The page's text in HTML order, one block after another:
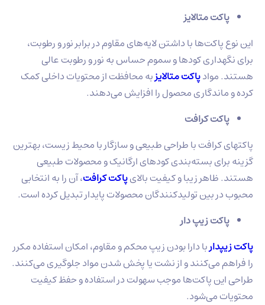
متالایز
با داشتن لایه‌های مقاوم در برابر نور و رطوبت،
کودها و سموم حساس به نور و رطوبت عالی
پاکت متالایزبه محافظت از محتویات داخلی کمک
محصول را افزایش می‌دهند.
کرافت
کرافت با طراحی طبیعی و سازگار با محیط زیست، بهترین
بسته‌بندی کودهای ارگانیک و محصولات طبیعی
زیبا و کیفیت بالایپاکت کرافت، آن‌ را به انتخابی
بین تولیدکنندگان محصولات پایدار تبدیل کرده است.
زیپ دار
با دارا بودن زیپ محکم و مقاوم، امکان استفاده مکرر
می‌کنند و از نشت یا پخش شدن مواد جلوگیری می‌کنند.
پاکت‌ها موجب سهولت در استفاده و حفظ کیفیت
می‌شود.